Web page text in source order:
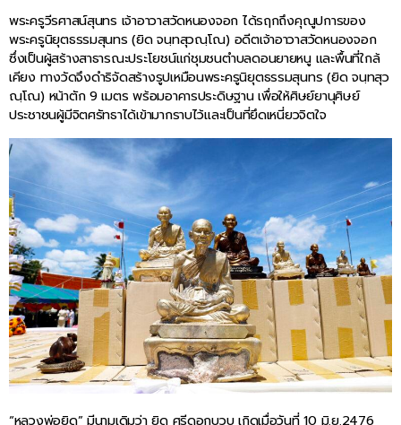
พระครูวีรศาสน์สุนทร เจ้าอาวาสวัดหนองจอก ได้รฤกถึงคุณูปการของ
พระครูนิยุตธรรมสุนทร (ยิด จนฺทสุวณฺโณ) อดีตเจ้าอาวาสวัดหนองจอก
ซึ่งเป็นผู้สร้างสาธารณะประโยชน์แก่ชุมชนตำบลดอนยายหนู และพื้นที่ใกล้
เคียง ทางวัดจึงดำริจัดสร้างรูปเหมือนพระครูนิยุตธรรมสุนทร (ยิด จนฺทสุว
ณฺโณ) หน้าตัก 9 เมตร พร้อมอาคารประดิษฐาน เพื่อให้ศิษย์ยานุศิษย์
ประชาชนผู้มีจิตศรัทธาได้เข้ามากราบไว้และเป็นที่ยึดเหนี่ยวจิตใจ
“หลวงพ่อยิด” มีนามเดิมว่า ยิด ศรีดอกบวบ เกิดเมื่อวันที่ 10 มิ.ย.2476